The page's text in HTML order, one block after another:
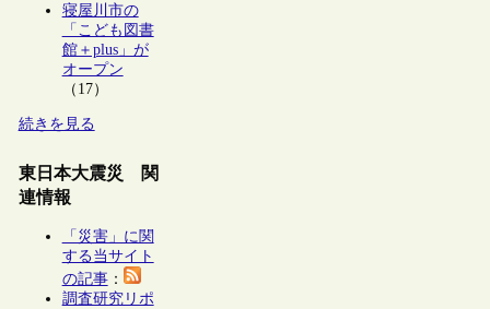
寝屋川市の
「こども図書
館＋plus」が
オープン
（17）
続きを見る
東日本大震災 関
連情報
「災害」に関
する当サイト
の記事：
調査研究リポ